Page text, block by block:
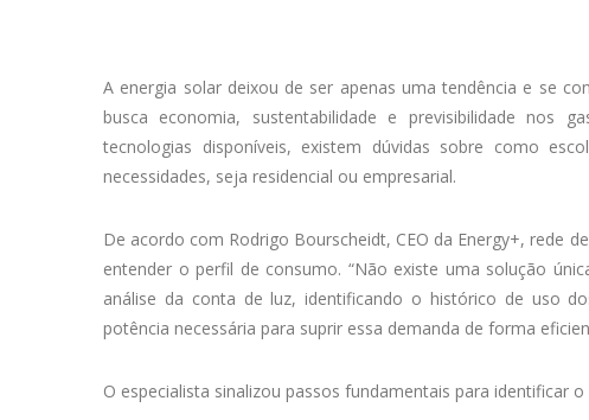
A energia solar deixou de ser apenas uma tendência e se
busca economia, sustentabilidade e previsibilidade nos
tecnologias disponíveis, existem dúvidas sobre como
necessidades, seja residencial ou empresarial.
De acordo com Rodrigo Bourscheidt, CEO da Energy+, rede
entender o perfil de consumo. “Não existe uma solução
análise da conta de luz, identificando o histórico de uso
potência necessária para suprir essa demanda de forma
O especialista sinalizou passos fundamentais para identificar